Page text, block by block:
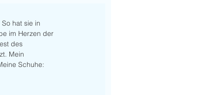
hat sie in
im Herzen der
des
Mein
Schuhe: